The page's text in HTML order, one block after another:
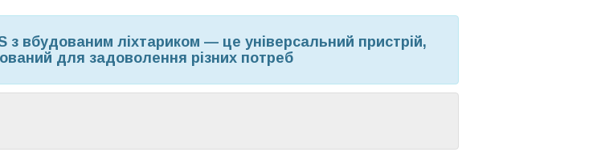
з вбудованим ліхтариком — це універсальний пристрій,
для задоволення різних потреб